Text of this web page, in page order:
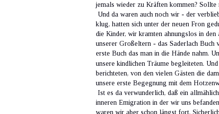
jemals wieder zu Kräften kommen?
Und da waren auch noch wir - der
klug, hatten sich unter der neuen Fron
die Kinder, wir kramten ahnungslos in
unserer Großeltern - das Saderlach Buch
erste Buch das man in die Hände nahm.
unsere kindlichen Träume begleiteten.
berichteten, von den vielen Gästen die
unsere erste Begegnung mit dem
Ist es da verwunderlich, daß ein
inneren Emigration in der wir uns
waren wir aber schon längst fort.